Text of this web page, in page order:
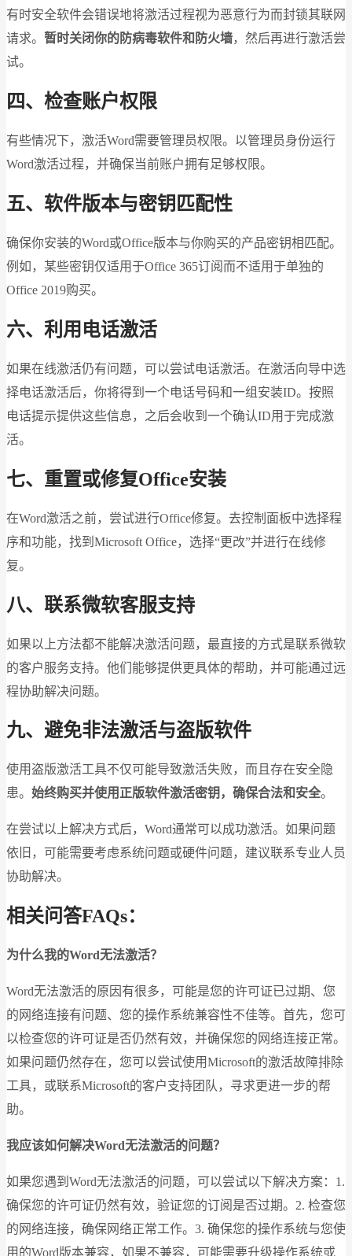
有时安全软件会错误地将激活过程视为恶意行为而封锁其联网
请求。 暂时关闭你的防病毒软件和防火墙，然后再进行激活尝
试。
四、检查账户权限
有些情况下，激活Word需要管理员权限。以管理员身份运行
Word激活过程，并确保当前账户拥有足够权限。
五、软件版本与密钥匹配性
确保你安装的Word或Office版本与你购买的产品密钥相匹配。
例如，某些密钥仅适用于Office 365订阅而不适用于单独的
Office 2019购买。
六、利用电话激活
如果在线激活仍有问题，可以尝试电话激活。在激活向导中选
择电话激活后，你将得到一个电话号码和一组安装ID。按照
电话提示提供这些信息，之后会收到一个确认ID用于完成激
活。
七、重置或修复Office安装
在Word激活之前，尝试进行Office修复。去控制面板中选择程
序和功能，找到Microsoft Office，选择“更改”并进行在线修
复。
八、联系微软客服支持
如果以上方法都不能解决激活问题，最直接的方式是联系微软
的客户服务支持。他们能够提供更具体的帮助，并可能通过远
程协助解决问题。
九、避免非法激活与盗版软件
使用盗版激活工具不仅可能导致激活失败，而且存在安全隐
患。 始终购买并使用正版软件激活密钥，确保合法和安全。
在尝试以上解决方式后，Word通常可以成功激活。如果问题
依旧，可能需要考虑系统问题或硬件问题，建议联系专业人员
协助解决。
相关问答FAQs：
为什么我的Word无法激活？
Word无法激活的原因有很多，可能是您的许可证已过期、您
的网络连接有问题、您的操作系统兼容性不佳等。首先，您可
以检查您的许可证是否仍然有效，并确保您的网络连接正常。
如果问题仍然存在，您可以尝试使用Microsoft的激活故障排除
工具，或联系Microsoft的客户支持团队，寻求更进一步的帮
助。
我应该如何解决Word无法激活的问题？
如果您遇到Word无法激活的问题，可以尝试以下解决方案：1.
确保您的许可证仍然有效，验证您的订阅是否过期。2. 检查您
的网络连接，确保网络正常工作。3. 确保您的操作系统与您使
用的Word版本兼容，如果不兼容，可能需要升级操作系统或